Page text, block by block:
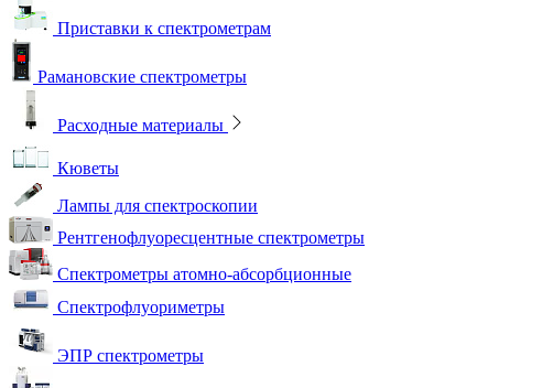
Приставки к спектрометрам
Рамановские спектрометры
Расходные материалы
Кюветы
Лампы для спектроскопии
Рентгенофлуоресцентные спектрометры
Спектрометры атомно-абсорбционные
Спектрофлуориметры
ЭПР спектрометры